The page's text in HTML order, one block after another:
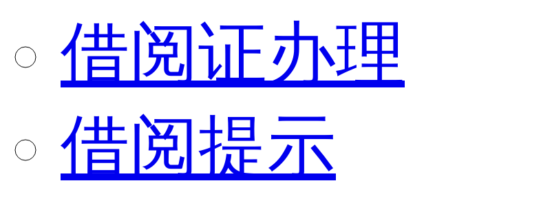
借阅证办理
借阅提示